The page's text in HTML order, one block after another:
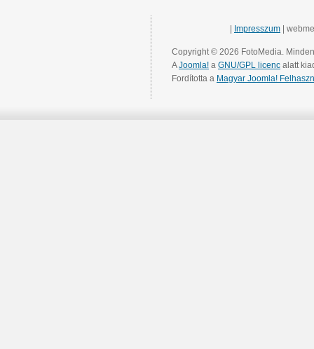
Impresszum |
Copyright © 2026 FotoMedia.
AJoomla! a GNU/GPL licenc alatt
Fordította a Magyar Joomla!